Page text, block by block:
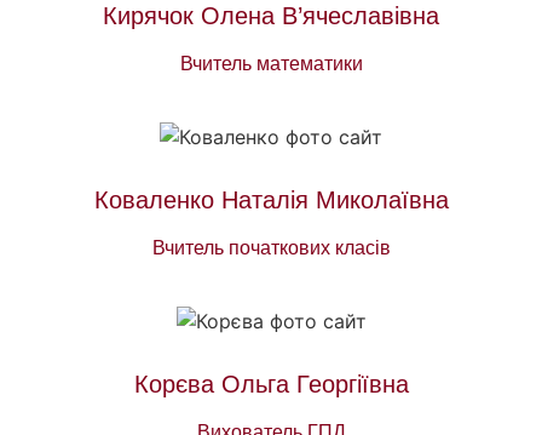
Кирячок Олена В’ячеславівна
Вчитель математики
Коваленко Наталія Миколаївна
Вчитель початкових класів
Корєва Ольга Георгіївна